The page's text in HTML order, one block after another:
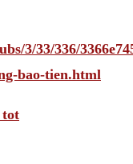
3/33/336/
bao-tien.html
tot